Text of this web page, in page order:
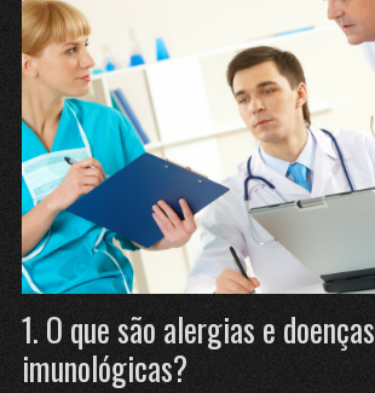
1. O que são alergias e doenças
imunológicas?